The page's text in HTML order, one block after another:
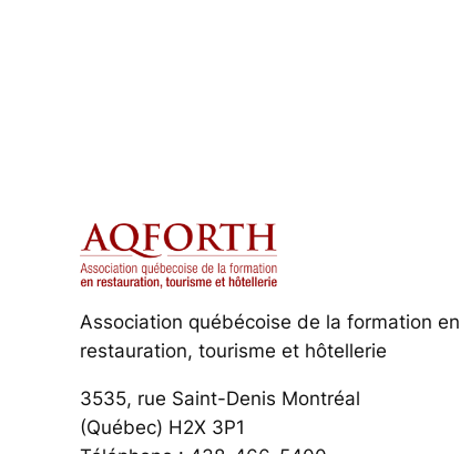
Association québécoise de la formation en
restauration, tourisme et hôtellerie
3535, rue Saint-Denis Montréal
(Québec) H2X 3P1